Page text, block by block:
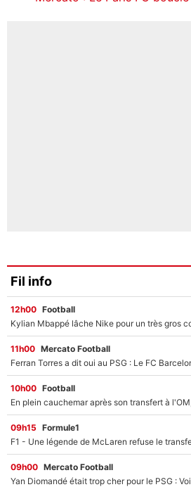
Fil info
12h00 Football
11h00 Mercato Football
10h00 Football
09h15 Formule1
09h00 Mercato Football